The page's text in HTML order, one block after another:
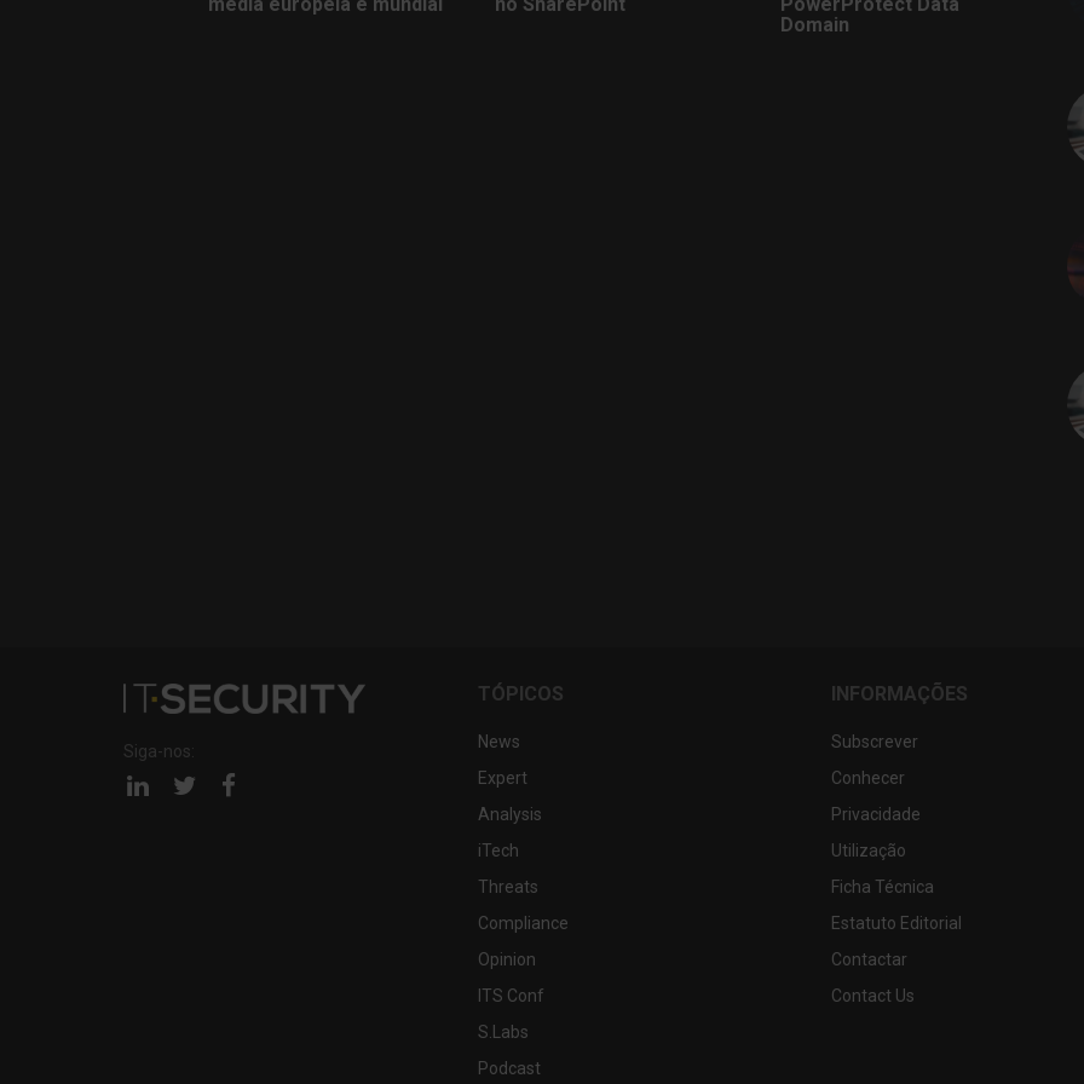
Domain
Siga-nos:
Página Página
TÓPICOS
News
Expert
Analysis
iTech
Threats
Compliance
Opinion
ITS Conf
S.Labs
Podcast
INFORMAÇÕES
Subscrever
Conhecer
Privacidade
Utilização
Ficha Técnica
Estatuto Editorial
Contactar
Contact Us